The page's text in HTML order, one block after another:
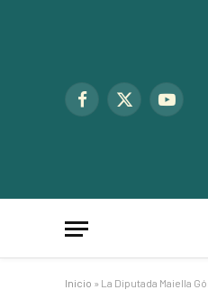
Facebook
X
YouTube
Inicio » La Diputada Maiella